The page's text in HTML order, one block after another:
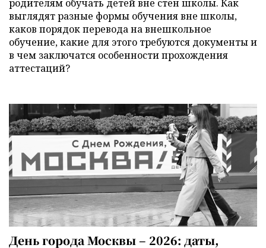
родителям обучать детей вне стен школы. Как
выглядят разные формы обучения вне школы,
каков порядок перевода на внешкольное
обучение, какие для этого требуются документы и
в чем заключатся особенности прохождения
аттестаций?
День города Москвы – 2026: даты,